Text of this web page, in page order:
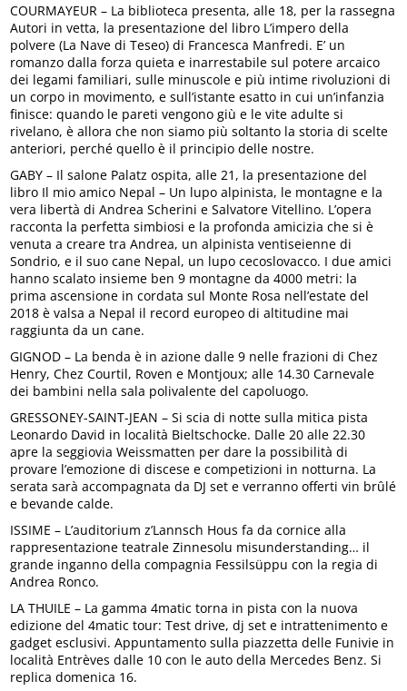
COURMAYEUR – La biblioteca presenta, alle 18, per la rassegna
Autori in vetta, la presentazione del libro L’impero della
polvere (La Nave di Teseo) di Francesca Manfredi. E’ un
romanzo dalla forza quieta e inarrestabile sul potere arcaico
dei legami familiari, sulle minuscole e più intime rivoluzioni di
un corpo in movimento, e sull’istante esatto in cui un’infanzia
finisce: quando le pareti vengono giù e le vite adulte si
rivelano, è allora che non siamo più soltanto la storia di scelte
anteriori, perché quello è il principio delle nostre.
GABY – Il salone Palatz ospita, alle 21, la presentazione del
libro Il mio amico Nepal – Un lupo alpinista, le montagne e la
vera libertà di Andrea Scherini e Salvatore Vitellino. L’opera
racconta la perfetta simbiosi e la profonda amicizia che si è
venuta a creare tra Andrea, un alpinista ventiseienne di
Sondrio, e il suo cane Nepal, un lupo cecoslovacco. I due amici
hanno scalato insieme ben 9 montagne da 4000 metri: la
prima ascensione in cordata sul Monte Rosa nell’estate del
2018 è valsa a Nepal il record europeo di altitudine mai
raggiunta da un cane.
GIGNOD – La benda è in azione dalle 9 nelle frazioni di Chez
Henry, Chez Courtil, Roven e Montjoux; alle 14.30 Carnevale
dei bambini nella sala polivalente del capoluogo.
GRESSONEY-SAINT-JEAN – Si scia di notte sulla mitica pista
Leonardo David in località Bieltschocke. Dalle 20 alle 22.30
apre la seggiovia Weissmatten per dare la possibilità di
provare l’emozione di discese e competizioni in notturna. La
serata sarà accompagnata da DJ set e verranno offerti vin brûlé
e bevande calde.
ISSIME – L’auditorium z’Lannsch Hous fa da cornice alla
rappresentazione teatrale Zinnesolu misunderstanding… il
grande inganno della compagnia Fessilsüppu con la regia di
Andrea Ronco.
LA THUILE – La gamma 4matic torna in pista con la nuova
edizione del 4matic tour: Test drive, dj set e intrattenimento e
gadget esclusivi. Appuntamento sulla piazzetta delle Funivie in
località Entrèves dalle 10 con le auto della Mercedes Benz. Si
replica domenica 16.